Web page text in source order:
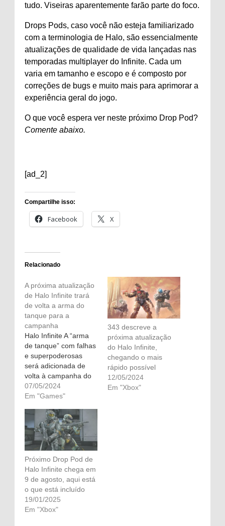
tudo. Viseiras aparentemente farão parte do foco.
Drops Pods, caso você não esteja familiarizado
com a terminologia de Halo, são essencialmente
atualizações de qualidade de vida lançadas nas
temporadas multiplayer do Infinite. Cada um
varia em tamanho e escopo e é composto por
correções de bugs e muito mais para aprimorar a
experiência geral do jogo.
O que você espera ver neste próximo Drop Pod?
Comente abaixo.
[ad_2]
Compartilhe isso:
Facebook X
Relacionado
A próxima atualização
de Halo Infinite trará
de volta a arma do
tanque para a
campanha
Halo Infinite A “arma
de tanque” com falhas
e superpoderosas
será adicionada de
volta à campanha do
jogo em uma próxima
atualização, anunciou
Industries na sexta-
feira. A arma do
tanque é uma arma
extremamente
poderosa -
essencialmente uma
versão portátil do
canhão de um tanque
Scorpion que…
07/05/2024
Em "Games"
343 descreve a
próxima atualização
do Halo Infinite,
chegando o mais
rápido possível
12/05/2024
Em "Xbox"
Próximo Drop Pod de
Halo Infinite chega em
9 de agosto, aqui está
o que está incluído
19/01/2025
Em "Xbox"